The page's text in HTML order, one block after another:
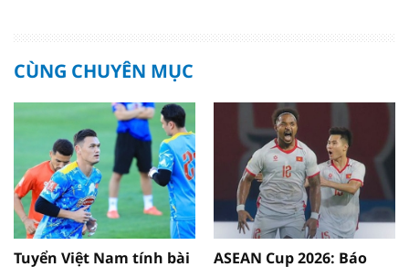
CÙNG CHUYÊN MỤC
Tuyển Việt Nam tính bài
ASEAN Cup 2026: Báo